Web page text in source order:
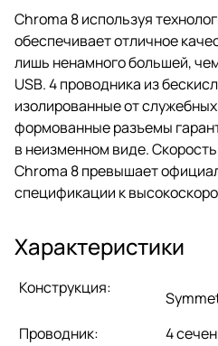
USB кабелях.
Chroma 8 используя
обеспечивает отличное
лишь ненамного большей,
USB. 4 проводника из
изолированные от
формованные разъемы
в неизменном виде.
Chroma 8 превышает
спецификации к
Характеристики
Конструкция:
Проводник:
4